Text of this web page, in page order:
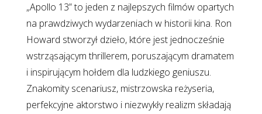
„Apollo 13” to jeden z najlepszych filmów opartych
na prawdziwych wydarzeniach w historii kina. Ron
Howard stworzył dzieło, które jest jednocześnie
wstrząsającym thrillerem, poruszającym dramatem
i inspirującym hołdem dla ludzkiego geniuszu.
Znakomity scenariusz, mistrzowska reżyseria,
perfekcyjne aktorstwo i niezwykły realizm składają